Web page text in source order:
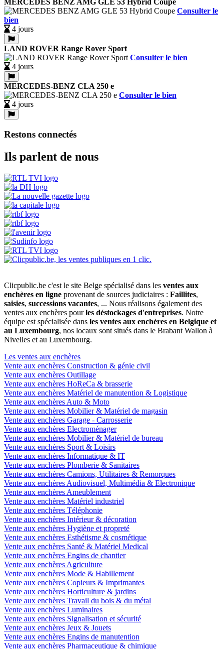
MERCEDES BENZ AMG GLE 53 Hybrid Coupe
Consulter le
bien
4 jours
LAND ROVER Range Rover Sport
Consulter le bien
4 jours
MERCEDES-BENZ CLA 250 e
Consulter le bien
4 jours
Restons connectés
Ils parlent de nous
Clicpublic.be c'est le site Belge spécialisé dans les ventes aux
enchères en ligne provenant de sources judiciaires : Faillites,
saisies, successions vacantes, ... Nous réalisons également des
ventes aux enchères pourles déstockages d'entreprises. Notre
équipe est spécialisée dans les ventes aux enchères en Belgique et
au Luxembourg, nos locaux sont situés dans le Brabant Wallon à
Nivelles et au Luxembourg.
Les ventes aux enchères
Vente aux enchères Construction & génie civil
Vente aux enchères Outillage
Vente aux enchères HoReCa & brasserie
Vente aux enchères Matériel de manutention & Logistique
Vente aux enchères Auto & Moto
Vente aux enchères Mobilier & Matériel de magasin
Vente aux enchères Garage - Carrosserie
Vente aux enchères Electroménager
Vente aux enchères Mobilier & Matériel de bureau
Vente aux enchères Sport & Loisirs
Vente aux enchères Informatique & IT
Vente aux enchères Plomberie & Sanitaires
Vente aux enchères Camions, Utilitaires & Remorques
Vente aux enchères Audiovisuel, Multimédia & Electronique
Vente aux enchères Ameublement
Vente aux enchères Matériel industriel
Vente aux enchères Téléphonie
Vente aux enchères Intérieur & décoration
Vente aux enchères Hygiène et propreté
Vente aux enchères Esthétisme & cosmétique
Vente aux enchères Santé & Matériel Medical
Vente aux enchères Engins de chantier
Vente aux enchères Agriculture
Vente aux enchères Mode & Habillement
Vente aux enchères Copieurs & Imprimantes
Vente aux enchères Horticulture & jardins
Vente aux enchères Travail du bois & du métal
Vente aux enchères Luminaires
Vente aux enchères Signalisation et sécurité
Vente aux enchères Jeux & Jouets
Vente aux enchères Engins de manutention
Vente aux enchères Pharmaceutique & chimique